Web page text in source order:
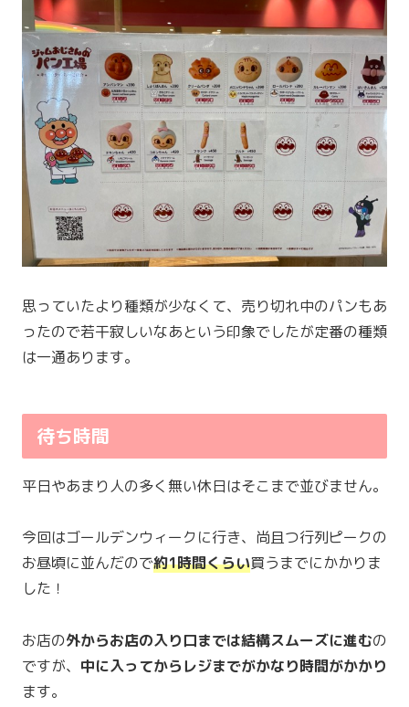
思っていたより種類が少なくて、売り切れ中のパンもあ
ったので若干寂しいなあという印象でしたが定番の種類
は一通あります。
待ち時間
平日やあまり人の多く無い休日はそこまで並びません。
今回はゴールデンウィークに行き、尚且つ行列ピークの
お昼頃に並んだので約1時間くらい買うまでにかかりま
した！
お店の外からお店の入り口までは結構スムーズに進むの
ですが、 中に入ってからレジまでがかなり時間がかかり
ます。